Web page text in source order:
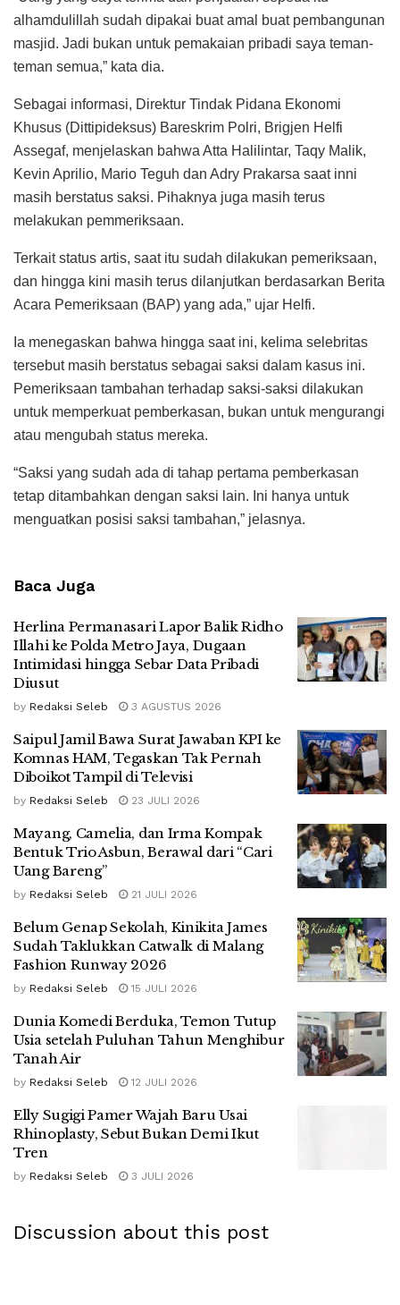
alhamdulillah sudah dipakai buat amal buat pembangunan
masjid. Jadi bukan untuk pemakaian pribadi saya teman-
teman semua,” kata dia.
Sebagai informasi, Direktur Tindak Pidana Ekonomi
Khusus (Dittipideksus) Bareskrim Polri, Brigjen Helfi
Assegaf, menjelaskan bahwa Atta Halilintar, Taqy Malik,
Kevin Aprilio, Mario Teguh dan Adry Prakarsa saat inni
masih berstatus saksi. Pihaknya juga masih terus
melakukan pemmeriksaan.
Terkait status artis, saat itu sudah dilakukan pemeriksaan,
dan hingga kini masih terus dilanjutkan berdasarkan Berita
Acara Pemeriksaan (BAP) yang ada,” ujar Helfi.
Ia menegaskan bahwa hingga saat ini, kelima selebritas
tersebut masih berstatus sebagai saksi dalam kasus ini.
Pemeriksaan tambahan terhadap saksi-saksi dilakukan
untuk memperkuat pemberkasan, bukan untuk mengurangi
atau mengubah status mereka.
“Saksi yang sudah ada di tahap pertama pemberkasan
tetap ditambahkan dengan saksi lain. Ini hanya untuk
menguatkan posisi saksi tambahan,” jelasnya.
Baca Juga
Herlina Permanasari Lapor Balik Ridho
Illahi ke Polda Metro Jaya, Dugaan
Intimidasi hingga Sebar Data Pribadi
Diusut
by Redaksi Seleb 3 AGUSTUS 2026
Saipul Jamil Bawa Surat Jawaban KPI ke
Komnas HAM, Tegaskan Tak Pernah
Diboikot Tampil di Televisi
by Redaksi Seleb 23 JULI 2026
Mayang, Camelia, dan Irma Kompak
Bentuk Trio Asbun, Berawal dari “Cari
Uang Bareng”
by Redaksi Seleb 21 JULI 2026
Belum Genap Sekolah, Kinikita James
Sudah Taklukkan Catwalk di Malang
Fashion Runway 2026
by Redaksi Seleb 15 JULI 2026
Dunia Komedi Berduka, Temon Tutup
Usia setelah Puluhan Tahun Menghibur
Tanah Air
by Redaksi Seleb 12 JULI 2026
Elly Sugigi Pamer Wajah Baru Usai
Rhinoplasty, Sebut Bukan Demi Ikut
Tren
by Redaksi Seleb 3 JULI 2026
Discussion about this post